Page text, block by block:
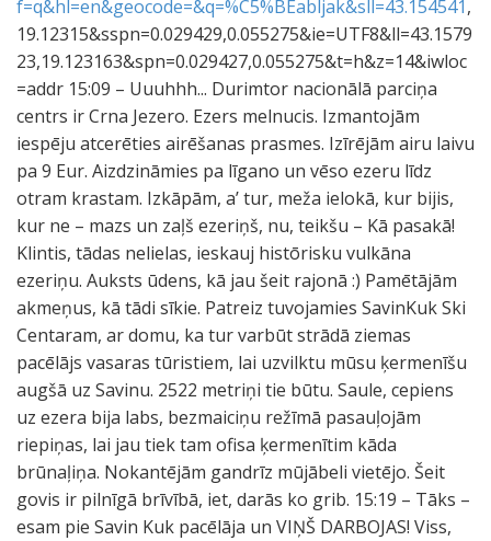
f=q&hl=en&geocode=&q=%C5%BEabljak&sll=43.154541 ,
19.12315&sspn=0.029429,0.055275&ie=UTF8&ll=43.1579
23,19.123163&spn=0.029427,0.055275&t=h&z=14&iwloc
=addr 15:09 – Uuuhhh... Durimtor nacionālā parciņa
centrs ir Crna Jezero. Ezers melnucis. Izmantojām
iespēju atcerēties airēšanas prasmes. Izīrējām airu laivu
pa 9 Eur. Aizdzināmies pa līgano un vēso ezeru līdz
otram krastam. Izkāpām, a’ tur, meža ielokā, kur bijis,
kur ne – mazs un zaļš ezeriņš, nu, teikšu – Kā pasakā!
Klintis, tādas nelielas, ieskauj histōrisku vulkāna
ezeriņu. Auksts ūdens, kā jau šeit rajonā :) Pamētājām
akmeņus, kā tādi sīkie. Patreiz tuvojamies SavinKuk Ski
Centaram, ar domu, ka tur varbūt strādā ziemas
pacēlājs vasaras tūristiem, lai uzvilktu mūsu ķermenīšu
augšā uz Savinu. 2522 metriņi tie būtu. Saule, cepiens
uz ezera bija labs, bezmaiciņu režīmā pasauļojām
riepiņas, lai jau tiek tam ofisa ķermenītim kāda
brūnaļiņa. Nokantējām gandrīz mūjābeli vietējo. Šeit
govis ir pilnīgā brīvībā, iet, darās ko grib. 15:19 – Tāks –
esam pie Savin Kuk pacēlāja un VIŅŠ DARBOJAS! Viss,